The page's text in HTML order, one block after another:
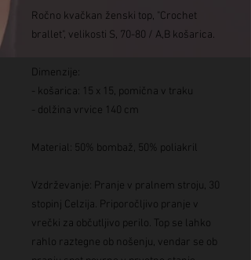
Ročno kvačkan ženski top, "Crochet
brallet", velikosti S, 70-80 / A,B košarica.
Dimenzije:
- košarica: 15 x 15, pomična v traku
- dolžina vrvice 140 cm
Material: 50% bombaž, 50% poliakril
Vzdrževanje: Pranje v pralnem stroju, 30
stopinj Celzija. Priporočljivo pranje v
vrečki za občutljivo perilo. Top se lahko
rahlo raztegne ob nošenju, vendar se ob